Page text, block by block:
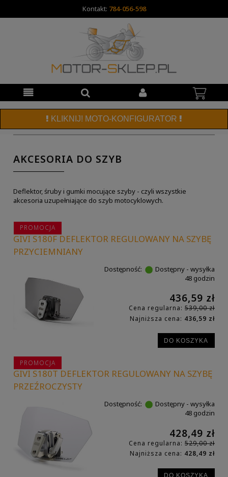
Kontakt: 784-056-598
KLIKNIJ! MOTO-KONFIGURATOR
AKCESORIA DO SZYB
Deflektor, śruby i gumki mocujące szyby - czyli wszystkie
akcesoria uzupełniające do szyb motocyklowych.
GIVI S180F DEFLEKTOR REGULOWANY NA SZYBĘ
PRZYCIEMNIANY
Dostępność:
Dostępny - wysyłka
48 godzin
436,59 zł
Cena regularna: 539,00 zł
Najniższa cena: 436,59 zł
DO KOSZYKA
PROMOCJA
GIVI S180T DEFLEKTOR REGULOWANY NA SZYBĘ
PRZEŹROCZYSTY
Dostępność:
Dostępny - wysyłka
48 godzin
428,49 zł
Cena regularna: 529,00 zł
Najniższa cena: 428,49 zł
DO KOSZYKA
PROMOCJA